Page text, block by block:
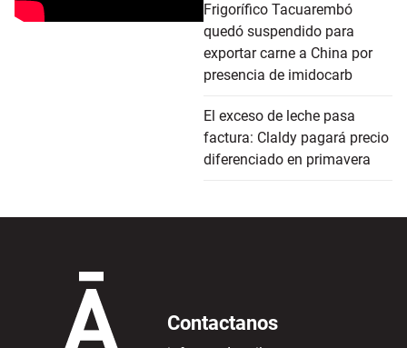
Frigorífico Tacuarembó
quedó suspendido para
exportar carne a China por
presencia de imidocarb
El exceso de leche pasa
factura: Claldy pagará precio
diferenciado en primavera
Contactanos